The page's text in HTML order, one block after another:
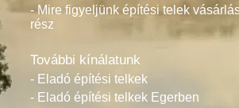
- Mire figyeljünk építési telek
rész
További kínálatunk
- Eladó építési telkek
- Eladó építési telkek Egerben